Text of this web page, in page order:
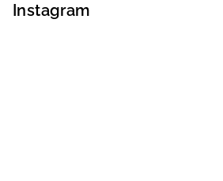
Instagram